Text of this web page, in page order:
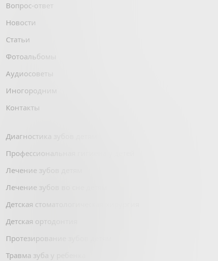
Вопрос-ответ
Новости
Статьи
Фотоальбомы
Аудиосоветы
Иногородним
Контакты
Диагностика зубов детям
Профессиональная гигиена у детей
Лечение зубов детям
Лечение зубов во сне детям
Детская стоматологическая хирургия
Детская ортодонтия
Протезирование зубов детям
Травма зуба у ребенка